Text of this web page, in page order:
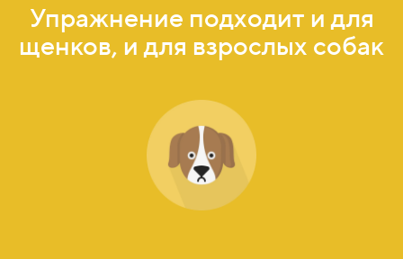
Упражнение подходит и для
щенков, и для взрослых собак